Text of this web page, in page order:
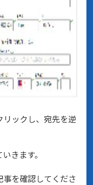
ックし、宛先を逆
きます。
を確認してくださ